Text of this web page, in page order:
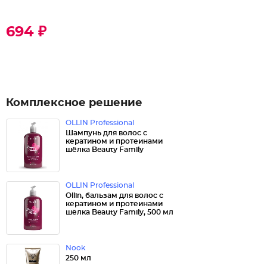
694 ₽
Комплексное решение
OLLIN Professional
Шампунь для волос с
кератином и протеинами
шёлка Beauty Family
OLLIN Professional
Ollin, бальзам для волос с
кератином и протеинами
шёлка Beauty Family, 500 мл
Nook
250 мл